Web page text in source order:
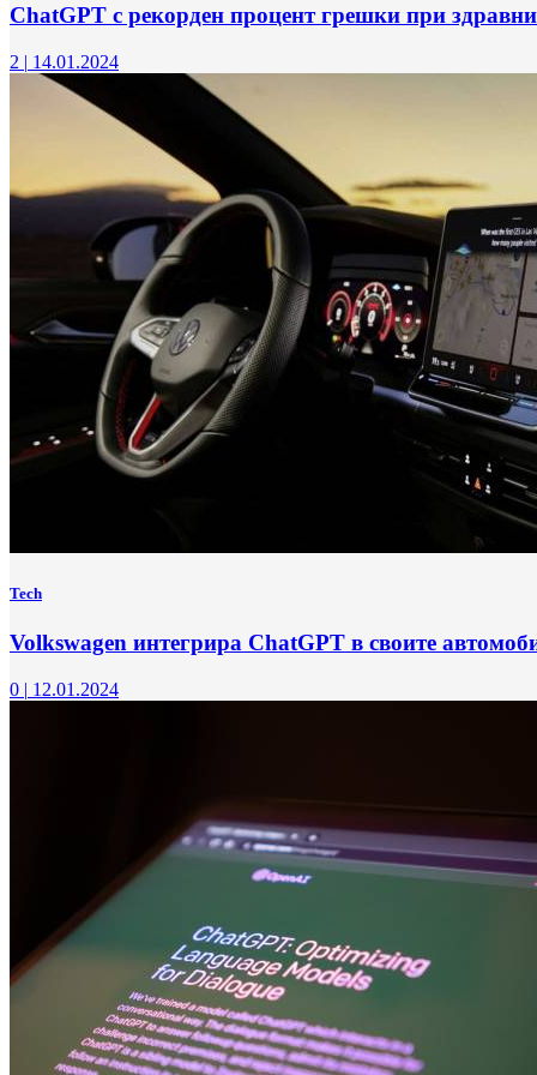
ChatGPT с рекорден процент грешки при
2 | 14.01.2024
Tech
Volkswagen интегрира ChatGPT в своите
0 | 12.01.2024